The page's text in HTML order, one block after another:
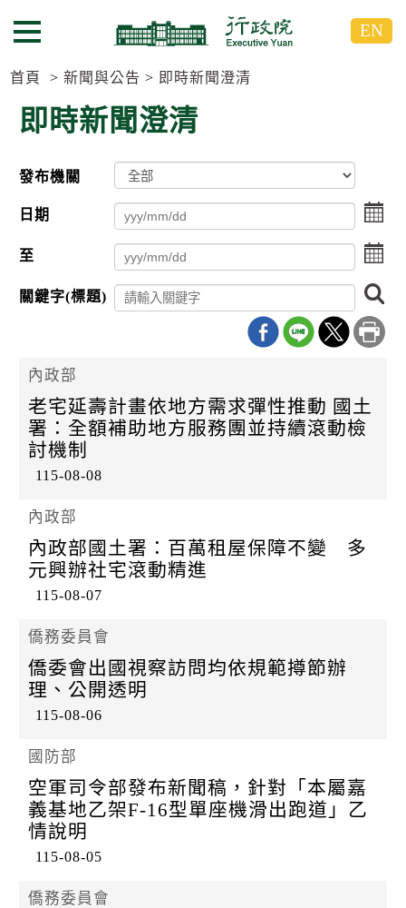
到
要
到
要
選單按鈕 EN
首頁 新聞與公告 即時新聞澄清
即時新聞澄清
發布機關
日期
選
點
擊
選
日
起
至
點
擊
擇
日
期
關鍵字(標題)
尋
內政部
老宅延壽計畫依地方需求彈性推動 國土
署：全額補助地方服務團並持續滾動檢
討機制
115-08-08
內政部
內政部國土署：百萬租屋保障不變 多
元興辦社宅滾動精進
115-08-07
僑務委員會
僑委會出國視察訪問均依規範撙節辦
理、公開透明
115-08-06
國防部
空軍司令部發布新聞稿，針對「本屬嘉
義基地乙架F-16型單座機滑出跑道」乙
情說明
115-08-05
僑務委員會